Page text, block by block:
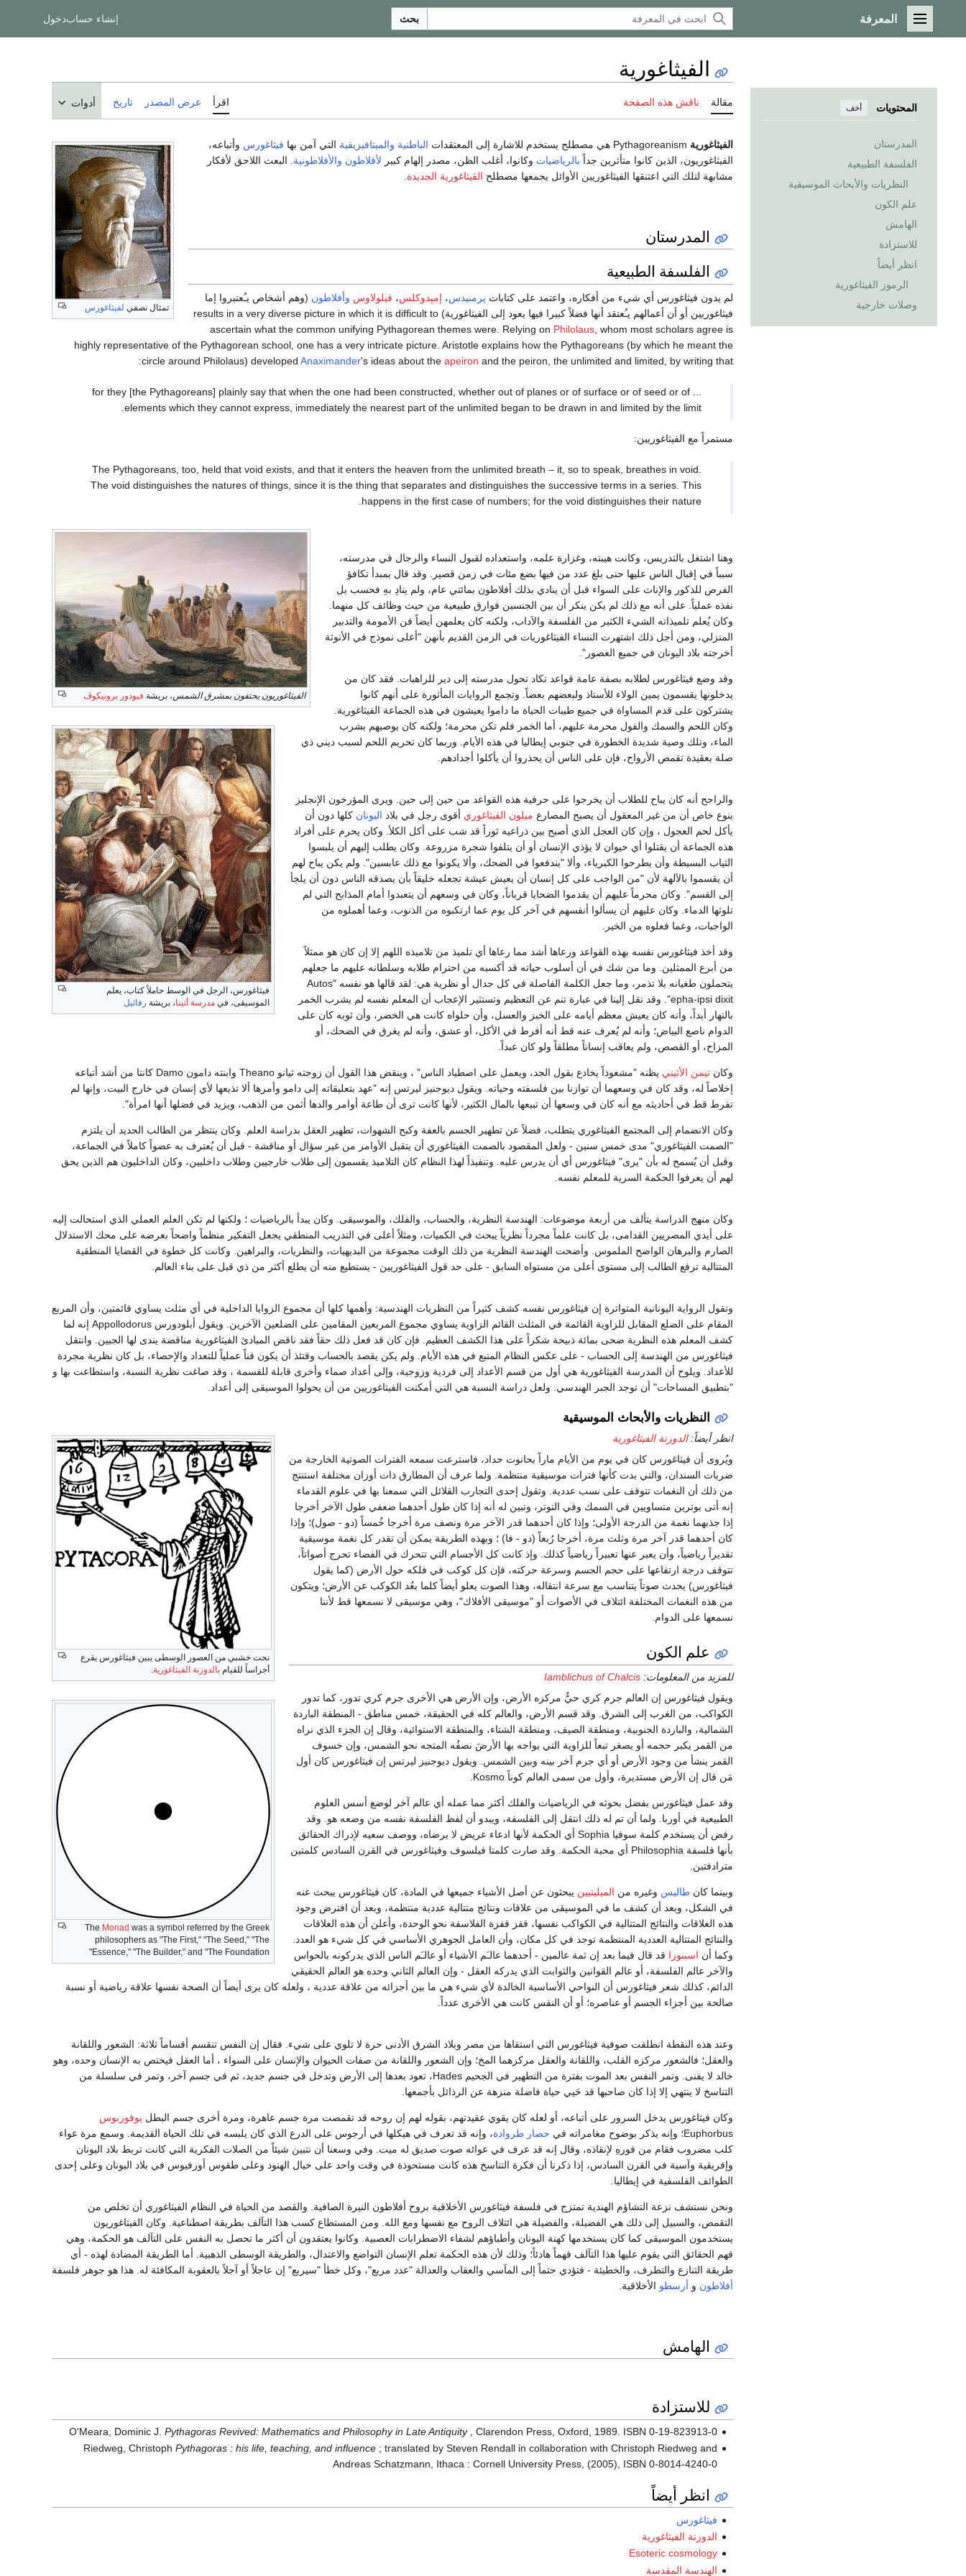
القائمة الرئيسية
المعرفة بحث إنشاء حسابدخول
المحتويات أخف
المدرستان
الفلسفة الطبيعية
النظريات والأبحاث الموسيقية
علم الكون
الهامش
للاستزادة
انظر أيضاً
الرموز الفيثاغورية
وصلات خارجية
الفيثاغورية
مقالة ناقش هذه الصفحة اقرأ عرض المصدر تاريخ أدوات
تمثال نصفي لفيثاغورس
الفيثاغورية الباطنية والميتافيزيقية التي آمن بها فيثاغورس وأتباعه،
الفيثاغوريون، الذين كانوا متأثرين جداً بالرياضيات وكانوا، أغلب الظن، مصدر إلهام كبير لأفلاطون والأفلاطونية . البعث اللاحق لأفكار
مشابهة لتلك التي اعتنقها الفيثاغوريين الأوائل يجمعها مصطلح الفيثاغورية الجديدة
المدرستان
الفلسفة الطبيعية
لم يدون فيثاغورس أي شيء من أفكاره، واعتمد على كتابات پرمنيدس، إمپدوكلس، فيلولاوس وأفلاطون (وهم أشخاص يـُعتبروا إما
فيثاغوريين أو أن أعمالهم يـُعتقد أنها فضلاً كبيرا فيها يعود إلى الفيثاغورية) results in a very diverse picture in which it is difficult to
ascertain what the common unifying Pythagorean themes were. Relying on Philolaus , whom most scholars agree is
highly representative of the Pythagorean school, one has a very intricate picture. Aristotle explains how the Pythagoreans (by which he meant the
circle around Philolaus) developed Anaximander's ideas about the apeiron and the peiron, the unlimited and limited, by writing that:
... for they [the Pythagoreans] plainly say that when the one had been constructed, whether out of planes or of surface or of seed or of
elements which they cannot express, immediately the nearest part of the unlimited began to be drawn in and limited by the limit.
مستمراً مع الفيثاغوريين:
The Pythagoreans, too, held that void exists, and that it enters the heaven from the unlimited breath – it, so to speak, breathes in void.
The void distinguishes the natures of things, since it is the thing that separates and distinguishes the successive terms in a series. This
happens in the first case of numbers; for the void distinguishes their nature.
الفيثاغوريون يحتفون بمشرق الشمس، بريشة فيودور برونيكوڤ
فيثاغورس، الرجل في الوسط حاملاً كتاب، يعلم
الموسيقى، في مدرسة أثينا، بريشة رفائيل
وهنا اشتغل بالتدريس، وكانت هيبته، وغزارة علمه، واستعداده لقبول النساء والرجال في مدرسته،
سبباً في إقبال الناس عليها حتى بلغ عدد من فيها بضع مئات في زمن قصير. وقد قال بمبدأ تكافؤ
الفرص للذكور والإناث على السواء قبل أن ينادي بذلك أفلاطون بمائتي عام، ولم ينادِ بهِ فحسب بل
نفذه عملياً. على أنه مع ذلك لم يكن ينكر أن بين الجنسين فوارق طبيعية من حيث وظائف كل منهما.
وكان يُعلم تلميذاته الشيء الكثير من الفلسفة والآداب، ولكنه كان يعلمهن أيضاً فن الأمومة والتدبير
المنزلي، ومن أجل ذلك اشتهرت النساء الفيثاغوريات في الزمن القديم بأنهن "أعلى نموذج في الأنوثة
أخرجته بلاد اليونان في جميع العصور".
وقد وضع فيثاغورس لطلابه بصفة عامة قواعد تكاد تحول مدرسته إلى دير للراهبات. فقد كان من
يدخلونها يقسمون يمين الولاء للأستاذ ولبعضهم بعضاً. وتجمع الروايات المأثورة على أنهم كانوا
يشتركون على قدم المساواة في جميع طيبات الحياة ما داموا يعيشون في هذه الجماعة الفيثاغورية.
وكان اللحم والسمك والفول محرمة عليهم، أما الخمر فلم تكن محرمة؛ ولكنه كان يوصيهم بشرب
الماء، وتلك وصية شديدة الخطورة في جنوبي إيطاليا في هذه الأيام. وربما كان تحريم اللحم لسبب ديني ذي
صلة بعقيدة تقمص الأرواح، فإن على الناس أن يحذروا أن يأكلوا أجدادهم.
والراجح أنه كان يباح للطلاب أن يخرجوا على حرفية هذه القواعد من حين إلى حين. ويرى المؤرخون الإنجليز
بنوع خاص أن من غير المعقول أن يصبح المصارع ميلون الفيثاغوري أقوى رجل في بلاد اليونان كلها دون أن
يأكل لحم العجول ، وإن كان العجل الذي أصبح بين ذراعيه ثوراً قد شب على أكل الكلأ. وكان يحرم على أفراد
هذه الجماعة أن يقتلوا أي حيوان لا يؤذي الإنسان أو أن يتلفوا شجرة مزروعة. وكان يطلب إليهم أن يلبسوا
الثياب البسيطة وأن يطرحوا الكبرياء، وألا "يندفعوا في الضحك، وألا يكونوا مع ذلك عابسين". ولم يكن يباح لهم
أن يقسموا بالآلهة لأن "من الواجب على كل إنسان أن يعيش عيشة تجعله خليقاً بأن يصدقه الناس دون أن يلجأ
إلى القسم". وكان محرماً عليهم أن يقدموا الضحايا قرباناً، وكان في وسعهم أن يتعبدوا أمام المذابح التي لم
تلوثها الدماء. وكان عليهم أن يسألوا أنفسهم في آخر كل يوم عما ارتكبوه من الذنوب، وعما أهملوه من
الواجبات، وعما فعلوه من الخير.
وقد أخذ فيثاغورس نفسه بهذه القواعد ورعاها أشد مما رعاها أي تلميذ من تلاميذه اللهم إلا إن كان هو ممثلاً
من أبرع الممثلين. وما من شك في أن أسلوب حياته قد أكسبه من احترام طلابه وسلطانه عليهم ما جعلهم
يتحملون طغيانه بلا تذمر، وما جعل الكلمة الفاصلة في كل جدال أو نظرية هي: لقد قالها هو نفسه "Autos
epha-ipsi dixit". وقد نقل إلينا في عبارة تنم عن التعظيم وتستثير الإعجاب أن المعلم نفسه لم يشرب الخمر
بالنهار أبداً، وأنه كان يعيش معظم أيامه على الخبز والعسل، وأن حلواه كانت هي الخضر، وأن ثوبه كان على
الدوام ناصع البياض؛ وأنه لم يُعرف عنه قط أنه أفرط في الأكل، أو عشق، وأنه لم يغرق في الضحك، أو
المزاح، أو القصص، ولم يعاقب إنساناً مطلقاً ولو كان عبداً.
وكان تيمن الأثيني
يظنه "مشعوذاً يخادع بقول الجد، ويعمل على اصطياد الناس" ، وينقض هذا القول أن زوجته ثيانو Theano وابنته دامون Damo كانتا من أشد أتباعه
إخلاصاً له، وقد كان في وسعهما أن توازنا بين فلسفته وحياته. ويقول ديوجنيز ليرتس إنه "عهد بتعليقاته إلى دامو وأمرها ألا تذيعها لأي إنسان في خارج البيت، وإنها لم
تفرط قط في أحاديثه مع أنه كان في وسعها أن تبيعها بالمال الكثير، لأنها كانت ترى أن طاعة أوامر والدها أثمن من الذهب، ويزيد في فضلها أنها امرأة".
وكان الانضمام إلى المجتمع الفيثاغوري يتطلب، فضلاً عن تطهير الجسم بالعفة وكبح الشهوات، تطهير العقل بدراسة العلم. وكان ينتظر من الطالب الجديد أن يلتزم
"الصمت الفيثاغوري" مدى خمس سنين - ولعل المقصود بالصمت الفيثاغوري أن يتقبل الأوامر من غير سؤال أو مناقشة - قبل أن يُعترف به عضواً كاملاً في الجماعة،
وقبل أن يُسمح له بأن "يرى" فيثاغورس أي أن يدرس عليه. وتنفيذاً لهذا النظام كان التلاميذ يقسمون إلى طلاب خارجيين وطلاب داخليين، وكان الداخليون هم الذين يحق
لهم أن يعرفوا الحكمة السرية للمعلم نفسه.
وكان منهج الدراسة يتألف من أربعة موضوعات: الهندسة النظرية، والحساب، والفلك، والموسيقى. وكان يبدأ بالرياضيات ؛ ولكنها لم تكن العلم العملي الذي استحالت إليه
على أيدي المصريين القدامى، بل كانت علماً مجرداً نظرياً يبحث في الكميات، ومثلاً أعلى في التدريب المنطقي يجعل التفكير منظماً واضحاً بعرضه على محك الاستدلال
الصارم والبرهان الواضح الملموس. وأضحت الهندسة النظرية من ذلك الوقت مجموعة من البديهيات، والنظريات، والبراهين. وكانت كل خطوة في القضايا المنطقية
المتتالية ترفع الطالب إلى مستوى أعلى من مستواه السابق - على حد قول الفيثاغوريين - يستطيع منه أن يطلع أكثر من ذي قبل على بناء العالم.
وتقول الرواية اليونانية المتواترة إن فيثاغورس نفسه كشف كثيراً من النظريات الهندسية: وأهمها كلها أن مجموع الزوايا الداخلية في أي مثلث يساوي قائمتين، وأن المربع
المقام على الضلع المقابل للزاوية القائمة في المثلث القائم الزاوية يساوي مجموع المربعين المقامين على الضلعين الآخرين. ويقول أبلودورس Appollodorus إنه لما
كشف المعلم هذه النظرية ضحى بمائة ذبيحة شكراً على هذا الكشف العظيم. فإن كان قد فعل ذلك حقاً فقد ناقض المبادئ الفيثاغورية مناقضة يندى لها الجبين. وانتقل
فيثاغورس من الهندسة إلى الحساب - على عكس النظام المتبع في هذه الأيام. ولم يكن يقصد بالحساب وقتئذ أن يكون فناً عملياً للتعداد والإحصاء، بل كان نظرية مجردة
للأعداد. ويلوح أن المدرسة الفيثاغورية هي أول من قسم الأعداد إلى فردية وزوجية، وإلى أعداد صماء وأخرى قابلة للقسمة ، وقد صاغت نظرية النسبة، واستطاعت بها و
"بتطبيق المساحات" أن توجد الجبر الهندسي. ولعل دراسة النسبة هي التي أمكنت الفيثاغوريين من أن يحولوا الموسيقى إلى أعداد.
النظريات والأبحاث الموسيقية
نحت خشبي من العصور الوسطى يبين فيثاغورس يقرع
أجراساً للقيام بالدوزنة الفيثاغورية.
انظر أيضاً:الدوزنة الفيثاغورية
ويُروى أن فيثاغورس كان في يوم من الأيام ماراً بحانوت حداد، فاسترعت سمعه الفترات الصوتية الخارجة من
ضربات السندان، والتي بدت كأنها فترات موسيقية منتظمة. ولما عرف أن المطارق ذات أوزان مختلفة استنتج
من ذلك أن النغمات تتوقف على نسب عددية. وتقول إحدى التجارب القلائل التي سمعنا بها في علوم القدماء
إنه أتى بوترين متساويين في السمك وفي التوتر، وتبين له أنه إذا كان طول أحدهما ضعفي طول الآخر أخرجا
إذا جذبهما نغمة من الدرجة الأولى؛ وإذا كان أحدهما قدر الآخر مرة ونصف مرة أخرجا خُمساً (دو - صول)؛ وإذا
كان أحدهما قدر آخر مرة وثلث مرة، أخرجا رُبعاً (دو - فا) ؛ وبهذه الطريقة يمكن أن تقدر كل نغمة موسيقية
تقديراً رياضياً، وأن يعبر عنها تعبيراً رياضياً كذلك. وإذ كانت كل الأجسام التي تتحرك في الفضاء تحرج أصواتاً،
تتوقف درجة ارتفاعها على حجم الجسم وسرعة حركته، فإن كل كوكب في فلكه حول الأرض (كما يقول
فيثاغورس) يحدث صوتاً يتناسب مع سرعة انتقاله، وهذا الصوت يعلو أيضاً كلما بعُد الكوكب عن الأرض؛ ويتكون
من هذه النغمات المختلفة ائتلاف في الأصوات أو "موسيقى الأفلاك"، وهي موسيقى لا نسمعها قط لأننا
نسمعها على الدوام.
علم الكون
للمزيد من المعلومات: Iamblichus of Chalcis
The Monad was a symbol referred by the Greek
philosophers as "The First," "The Seed," "The
Essence," "The Builder," and "The Foundation"
ويقول فيثاغورس إن العالم جرم كري حيٌّ مركزه الأرض، وإن الأرض هي الأخرى جرم كري تدور، كما تدور
الكواكب، من الغرب إلى الشرق. وقد قسم الأرض، والعالم كله في الحقيقة، خمس مناطق - المنطقة الباردة
الشمالية، والباردة الجنوبية، ومنطقة الصيف، ومنطقة الشتاء، والمنطقة الاستوائية، وقال إن الجزء الذي نراه
من القمر يكبر حجمه أو يصغر تبعاً للزاوية التي يواجه بها الأرضَ نصفُه المتجه نحو الشمس، وإن خسوف
القمر ينشأ من وجود الأرض أو أي جرم آخر بينه وبين الشمس. ويقول ديوجنيز ليرتس إن فيثاغورس كان أول
مَن قال إن الأرض مستديرة، وأول من سمى العالم كوناً Kosmo.
وقد عمل فيثاغورس بفضل بحوثه في الرياضيات والفلك أكثر مما عمله أي عالم آخر لوضع أسس العلوم
الطبيعية في أوربا. ولما أن تم له ذلك انتقل إلى الفلسفة، ويبدو أن لفظ الفلسفة نفسه من وضعه هو. وقد
رفض أن يستخدم كلمة سوفيا Sophia أي الحكمة لأنها ادعاء عريض لا يرضاه، ووصف سعيه لإدراك الحقائق
بأنها فلسفة Philosophia أي محبة الحكمة. وقد صارت كلمتا فيلسوف وفيثاغورس في القرن السادس كلمتين
مترادفتين.
وبينما كان طاليس وغيره من الميليتيين يبحثون عن أصل الأشياء جميعها في المادة، كان فيثاغورس يبحث عنه
في الشكل، وبعد أن كشف ما في الموسيقى من علاقات ونتائج متتالية عددية منتظمة، وبعد أن افترض وجود
هذه العلاقات والنتائج المتتالية في الكواكب نفسها، قفز قفزة الفلاسفة نحو الوحدة، وأعلن أن هذه العلاقات
والنتائج المتتالية العددية المنتظمة توجد في كل مكان، وأن العامل الجوهري الأساسي في كل شيء هو العدد.
وكما أن اسبنوزا قد قال فيما بعد إن ثمة عالمين - أحدهما عالـَم الأشياء أو عالـَم الناس الذي يدركونه بالحواس
والآخر عالم الفلسفة، أو عالم القوانين والثوابت الذي يدركه العقل - وإن العالم الثاني وحده هو العالم الحقيقي
الدائم، كذلك شعر فيثاغورس أن النواحي الأساسية الخالدة لأي شيء هي ما بين أجزائه من علاقة عددية ، ولعله كان يرى أيضاً أن الصحة نفسها علاقة رياضية أو نسبة
صالحة بين أجزاء الجسم أو عناصره؛ أو أن النفس كانت هي الأخرى عدداً.
وعند هذه النقطة انطلقت صوفية فيثاغورس التي استقاها من مصر وبلاد الشرق الأدنى حرة لا تلوي على شيء. فقال إن النفس تنقسم أقساماً ثلاثة: الشعور واللقانة
والعقل؛ فالشعور مركزه القلب، واللقانة والعقل مركزهما المخ؛ وإن الشعور واللقانة من صفات الحيوان والإنسان على السواء ، أما العقل فيختص به الإنسان وحده، وهو
خالد لا يفنى. وتمر النفس بعد الموت بفترة من التطهير في الجحيم Hades، تعود بعدها إلى الأرض وتدخل في جسم جديد، ثم في جسم آخر، وتمر في سلسلة من
التناسخ لا ينتهي إلا إذا كان صاحبها قد حَيي حياة فاضلة منزهة عن الرذائل بأجمعها.
وكان فيثاغورس يدخل السرور على أتباعه، أو لعله كان يقوي عقيدتهم، بقوله لهم إن روحه قد تقمصت مرة جسم عاهرة، ومرة أخرى جسم البطل يوفوربوس
Euphorbus؛ وإنه يذكر بوضوح مغامراته في
حصار طروادة، وإنه قد تعرف في هيكلها في أرجوس على الدرع الذي كان يلبسه في تلك الحياة القديمة. وسمع مرة عواء
كلب مضروب فقام من فورهِ لإنقاذه، وقال إنه قد عرف في عوائه صوت صديق له ميت. وفي وسعنا أن نتبين شيئاً من الصلات الفكرية التي كانت تربط بلاد اليونان
وإفريقية وآسية في القرن السادس، إذا ذكرنا أن فكرة التناسخ هذه كانت مستحوذة في وقت واحد على خيال الهنود وعلى طقوس أورفيوس في بلاد اليونان وعلى إحدى
الطوائف الفلسفية في إيطاليا.
ونحن نستشف نزعة التشاؤم الهندية تمتزج في فلسفة فيثاغورس الأخلاقية بروح أفلاطون النيرة الصافية. والقصد من الحياة في النظام الفيثاغوري أن تخلص من
التقمص، والسبيل إلى ذلك هي الفضيلة، والفضيلة هي ائتلاف الروح مع نفسها ومع الله. ومن المستطاع كسب هذا التآلف بطريقة اصطناعية. وكان الفيثاغوريون
يستخدمون الموسيقى كما كان يستخدمها كهنة اليونان وأطباؤهم لشفاء الاضطرابات العصبية. وكانوا يعتقدون أن أكثر ما تحصل به النفس على التآلف هو الحكمة، وهي
فهم الحقائق التي يقوم عليها هذا التآلف فهماً هادئاً؛ وذلك لأن هذه الحكمة تعلم الإنسان التواضع والاعتدال، والطريقة الوسطى الذهبية. أما الطريقة المضادة لهذه - أي
طريقة التنازع والتطرف، والخطيئة - فتؤدي حتماً إلى المآسي والعقاب والعدالة "عدد مربع"، وكل خطأ "سيربع" إن عاجلاً أو آجلاً بالعقوبة المكافئة له. هذا هو جوهر فلسفة
أفلاطون و أرسطو الأخلاقية.
الهامش
للاستزادة
O'Meara, Dominic J. Pythagoras Revived: Mathematics and Philosophy in Late Antiquity
, Clarendon Press, Oxford, 1989. ISBN 0-19-823913-0
Riedweg, Christoph Pythagoras : his life, teaching, and influence; translated by Steven Rendall in collaboration with Christoph Riedweg and
Andreas Schatzmann, Ithaca : Cornell University Press, (2005), ISBN 0-8014-4240-0
انظر أيضاً
فيثاغورس
الدوزنة الفيثاغورية
Esoteric cosmology
الهندسة المقدسة